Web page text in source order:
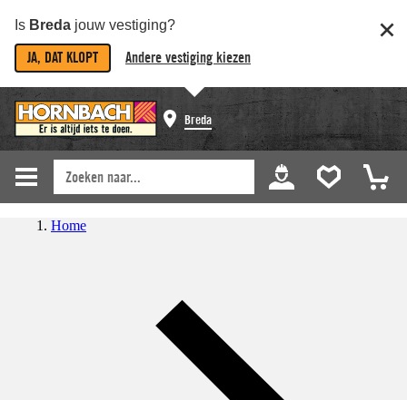
Is Breda jouw vestiging?
JA, DAT KLOPT Andere vestiging kiezen
Breda
Home